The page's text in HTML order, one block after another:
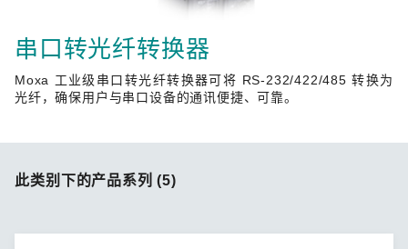
系我们
作伙伴专区
串口转光纤转换器
Moxa 工业级串口转光纤转换器可将 RS-232/422/485 转换为
光纤，确保用户与串口设备的通讯便捷、可靠。
此类别下的产品系列 (5)